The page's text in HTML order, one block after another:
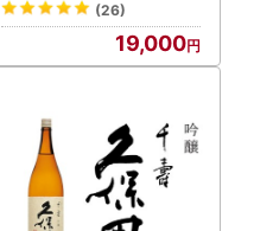
(26)
19,000